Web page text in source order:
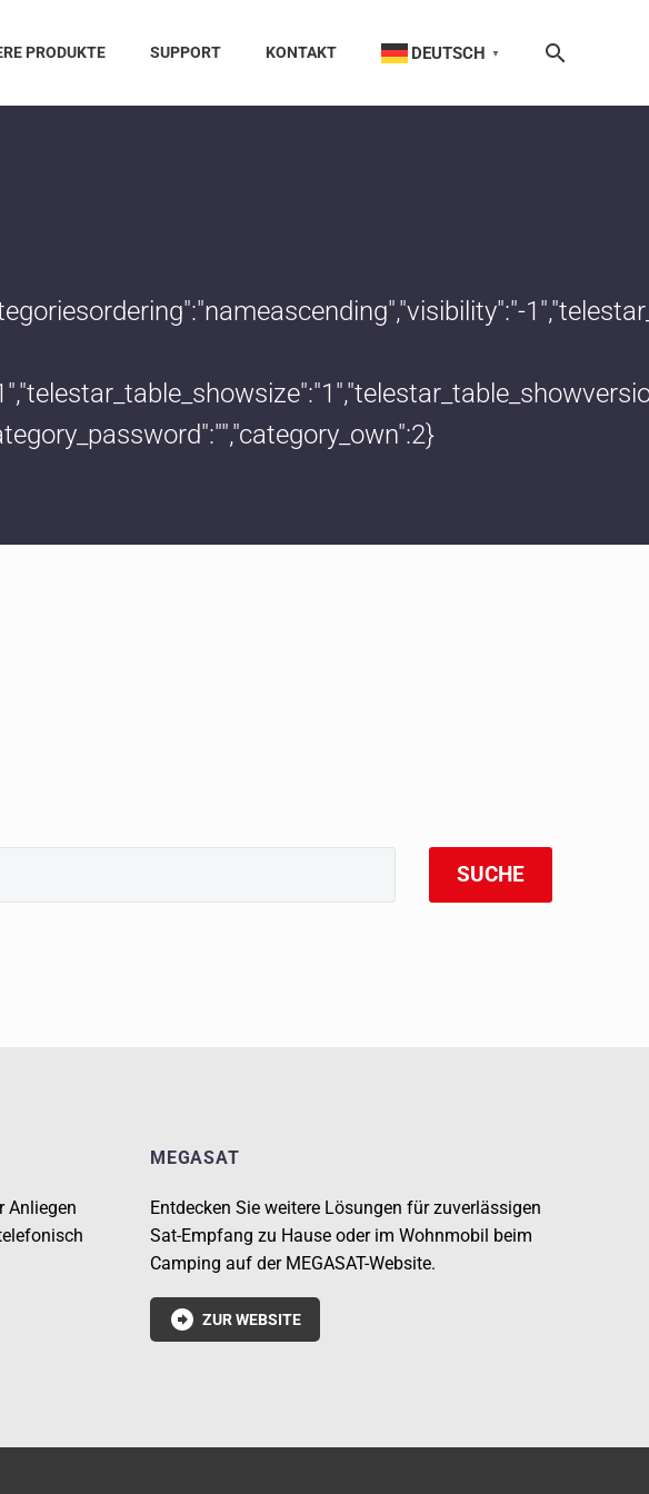
PRODUKTE SUPPORT KONTAKT DEUTSCH ▼
SUCHE
Anliegen
MEGASAT
Entdecken Sie weitere Lösungen für zuverlässigen
Sat-Empfang zu Hause oder im Wohnmobil beim
Camping auf der MEGASAT-Website.
 ZUR WEBSITE